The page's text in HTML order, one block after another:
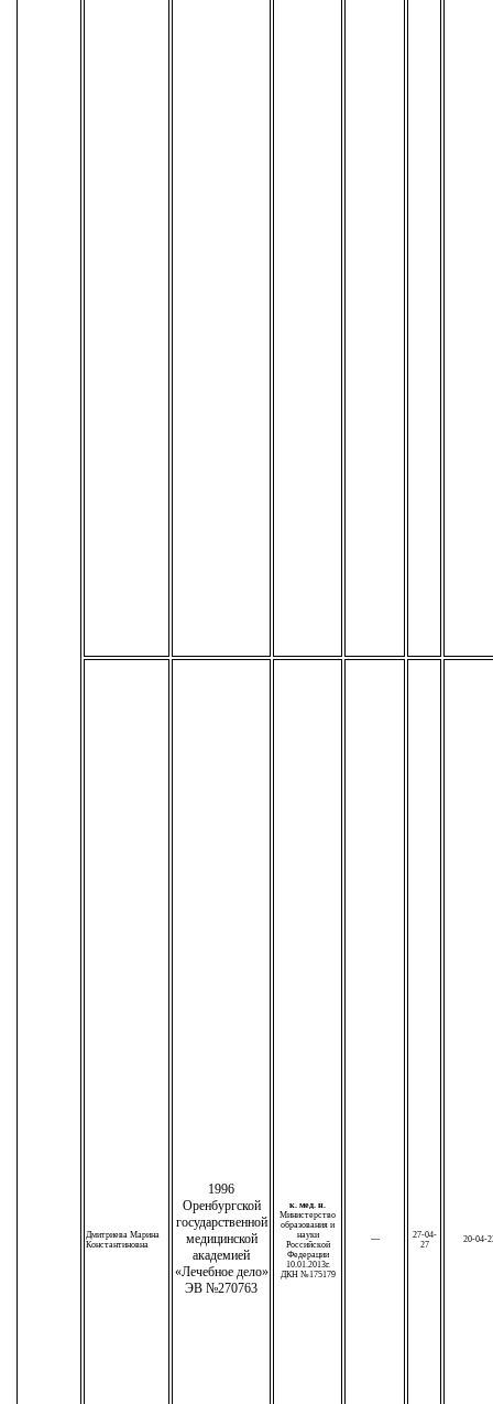
Дмитриева Марина
Константиновна
1996
Оренбургской
государственной
медицинской
академией
«Лечебное дело»
ЭВ №270763
к. мед. н.
Министерство
образования и
науки
Российской
Федерации
10.01.2013г.
ДКН №175179
—
27-04-
27
20-04-